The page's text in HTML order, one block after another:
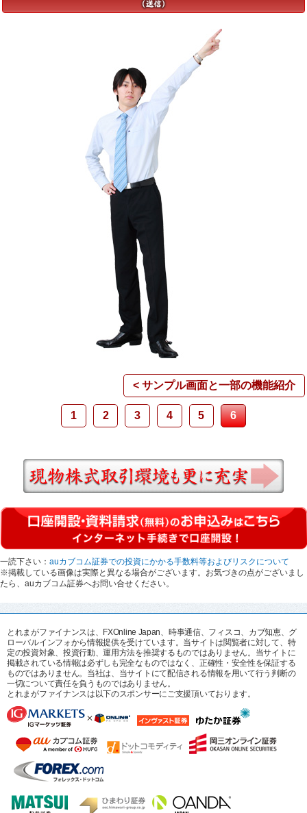
< サンプル画面と一部の機能紹介
1 2 3 4 5 6
現物株式取引環境も更に充実
一読下さい： auカブコム証券での投資にかかる手数料等およびリスクについて
※掲載している画像は実際と異なる場合がございます。お気づきの点がございまし
たら、auカブコム証券へお問い合せください。
とれまがファイナンスは、FXOnline Japan、時事通信、フィスコ、カブ知恵、グ
ローバルインフォから情報提供を受けています。当サイトは閲覧者に対して、特
定の投資対象、投資行動、運用方法を推奨するものではありません。当サイトに
掲載されている情報は必ずしも完全なものではなく、正確性・安全性を保証する
ものではありません。当社は、当サイトにて配信される情報を用いて行う判断の
一切について責任を負うものではありません。
とれまがファイナンスは以下のスポンサーにご支援頂いております。